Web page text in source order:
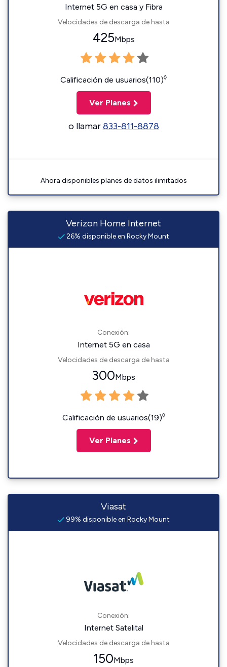
Internet 5G en casa y Fibra
Velocidades de descarga de hasta
425Mbps
Calificación de usuarios(110)◊
Ver Planes
o llamar833-811-8878
Ahora disponibles planes de datos ilimitados
Verizon Home Internet
26% disponible en Rocky Mount
Conexión:
Internet 5G en casa
Velocidades de descarga de hasta
300Mbps
Calificación de usuarios(19)◊
Ver Planes
Viasat
99% disponible en Rocky Mount
Conexión:
Internet Satelital
Velocidades de descarga de hasta
150Mbps